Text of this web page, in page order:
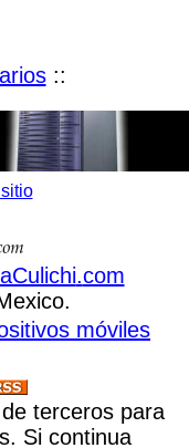
::
.com
móviles
terceros para
Si continua